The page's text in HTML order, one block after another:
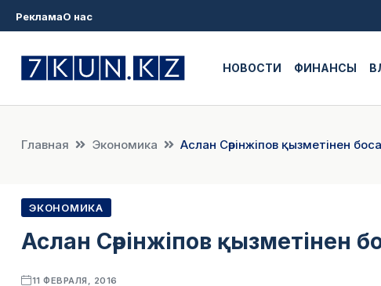
РекламаО нас
НОВОСТИ ФИНАНСЫ
Главная Экономика Аслан Сәрінжіпов қызметінен
ЭКОНОМИКА
Аслан Сәрінжіпов қызметінен
11 ФЕВРАЛЯ, 2016